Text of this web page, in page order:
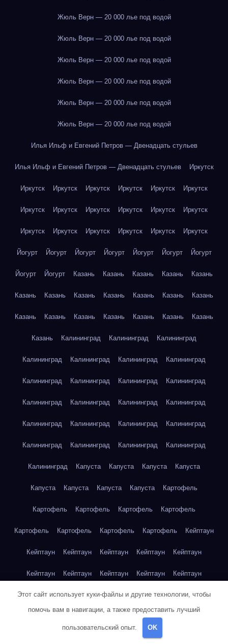
Жюль Верн — 20 000 лье под водой
Жюль Верн — 20 000 лье под водой
Жюль Верн — 20 000 лье под водой
Жюль Верн — 20 000 лье под водой
Жюль Верн — 20 000 лье под водой
Жюль Верн — 20 000 лье под водой
Илья Ильф и Евгений Петров — Двенадцать стульев
Илья Ильф и Евгений Петров — Двенадцать стульев Иркутск
Иркутск Иркутск Иркутск Иркутск Иркутск Иркутск
Иркутск Иркутск Иркутск Иркутск Иркутск Иркутск
Иркутск Иркутск Иркутск Иркутск Иркутск Иркутск
Йогурт Йогурт Йогурт Йогурт Йогурт Йогурт Йогурт
Йогурт Йогурт Казань Казань Казань Казань Казань
Казань Казань Казань Казань Казань Казань Казань
Казань Казань Казань Казань Казань Казань Казань
Казань Калининград Калининград Калининград
Калининград Калининград Калининград Калининград
Калининград Калининград Калининград Калининград
Калининград Калининград Калининград Калининград
Калининград Калининград Калининград Калининград
Калининград Калининград Калининград Калининград
Калининград Капуста Капуста Капуста Капуста
Капуста Капуста Капуста Капуста Картофель
Картофель Картофель Картофель Картофель
Картофель Картофель Картофель Картофель Кейптаун
Кейптаун Кейптаун Кейптаун Кейптаун Кейптаун
Кейптаун Кейптаун Кейптаун Кейптаун Кейптаун
Кейптаун Кейптаун Кейптаун Кейптаун Кейптаун
Кейптаун
Клубника
Этот сайт использует куки-файлы и другие технологии, чтобы
помочь вам в навигации, а также предоставить лучший
пользовательский опыт. OK